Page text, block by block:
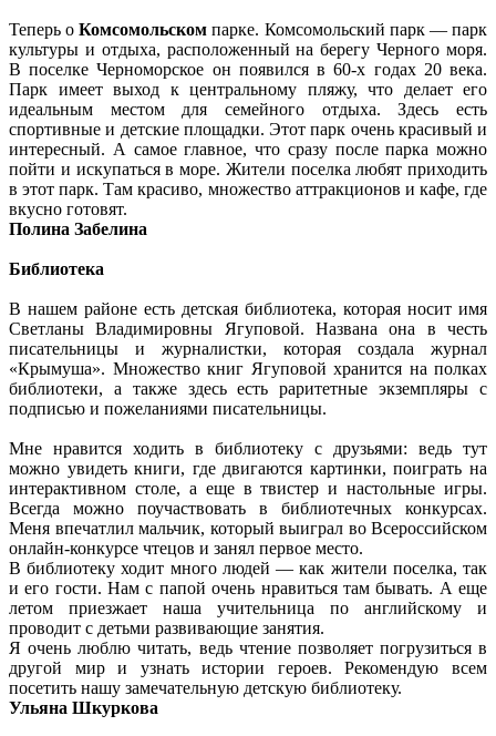
Теперь оКомсомольскомпарке. Комсомольский парк — парк
культуры и отдыха, расположенный на берегу Черного моря.
В поселке Черноморское он появился в 60-х годах 20 века.
Парк имеет выход к центральному пляжу, что делает его
идеальным местом для семейного отдыха. Здесь есть
спортивные и детские площадки. Этот парк очень красивый и
интересный. А самое главное, что сразу после парка можно
пойти и искупаться в море. Жители поселка любят приходить
в этот парк. Там красиво, множество аттракционов и кафе, где
вкусно готовят.
Полина Забелина
Библиотека
В нашем районе есть детская библиотека, которая носит имя
Светланы Владимировны Ягуповой. Названа она в честь
писательницы и журналистки, которая создала журнал
«Крымуша». Множество книг Ягуповой хранится на полках
библиотеки, а также здесь есть раритетные экземпляры с
подписью и пожеланиями писательницы.
Мне нравится ходить в библиотеку с друзьями: ведь тут
можно увидеть книги, где двигаются картинки, поиграть на
интерактивном столе, а еще в твистер и настольные игры.
Всегда можно поучаствовать в библиотечных конкурсах.
Меня впечатлил мальчик, который выиграл во Всероссийском
онлайн-конкурсе чтецов и занял первое место.
В библиотеку ходит много людей — как жители поселка, так
и его гости. Нам с папой очень нравиться там бывать. А еще
летом приезжает наша учительница по английскому и
проводит с детьми развивающие занятия.
Я очень люблю читать, ведь чтение позволяет погрузиться в
другой мир и узнать истории героев. Рекомендую всем
посетить нашу замечательную детскую библиотеку.
Ульяна Шкуркова